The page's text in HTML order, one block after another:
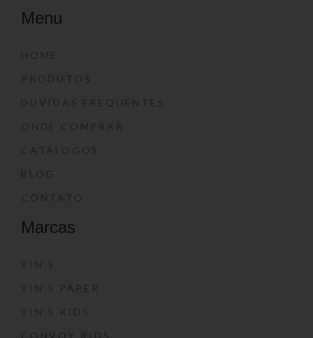
Menu
HOME
PRODUTOS
DÚVIDAS FREQUENTES
ONDE COMPRAR
CATÁLOGOS
BLOG
CONTATO
Marcas
YIN’S
YIN’S PAPER
YIN’S KIDS